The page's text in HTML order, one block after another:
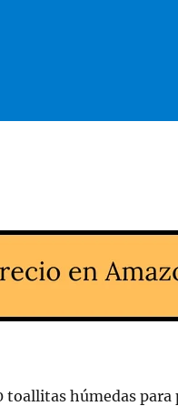
toallitas húmedas